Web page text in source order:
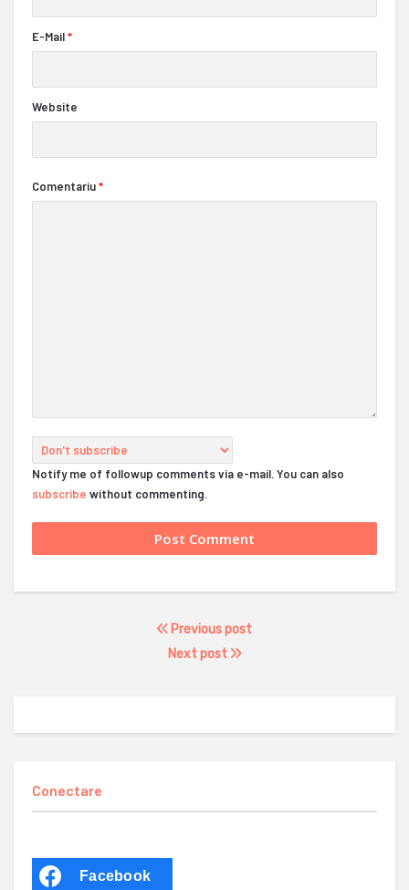
E-Mail*
Website
Comentariu*
Notify me of followup comments via e-mail. You can also
subscribe without commenting.
Previous post
Next post
Conectare
Facebook